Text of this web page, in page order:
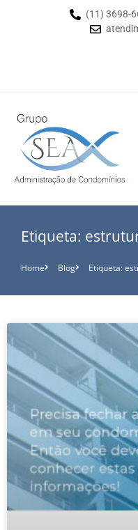
(11) 3698-
Etiqueta:
Home Blog Etiqueta: